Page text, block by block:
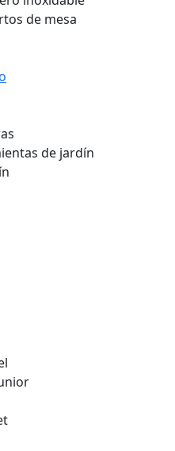
de mesa
de jardín